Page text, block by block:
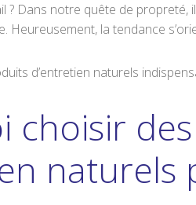
? Dans notre quête de
Heureusement, la tendance
d’entretien naturels
choisir
naturels